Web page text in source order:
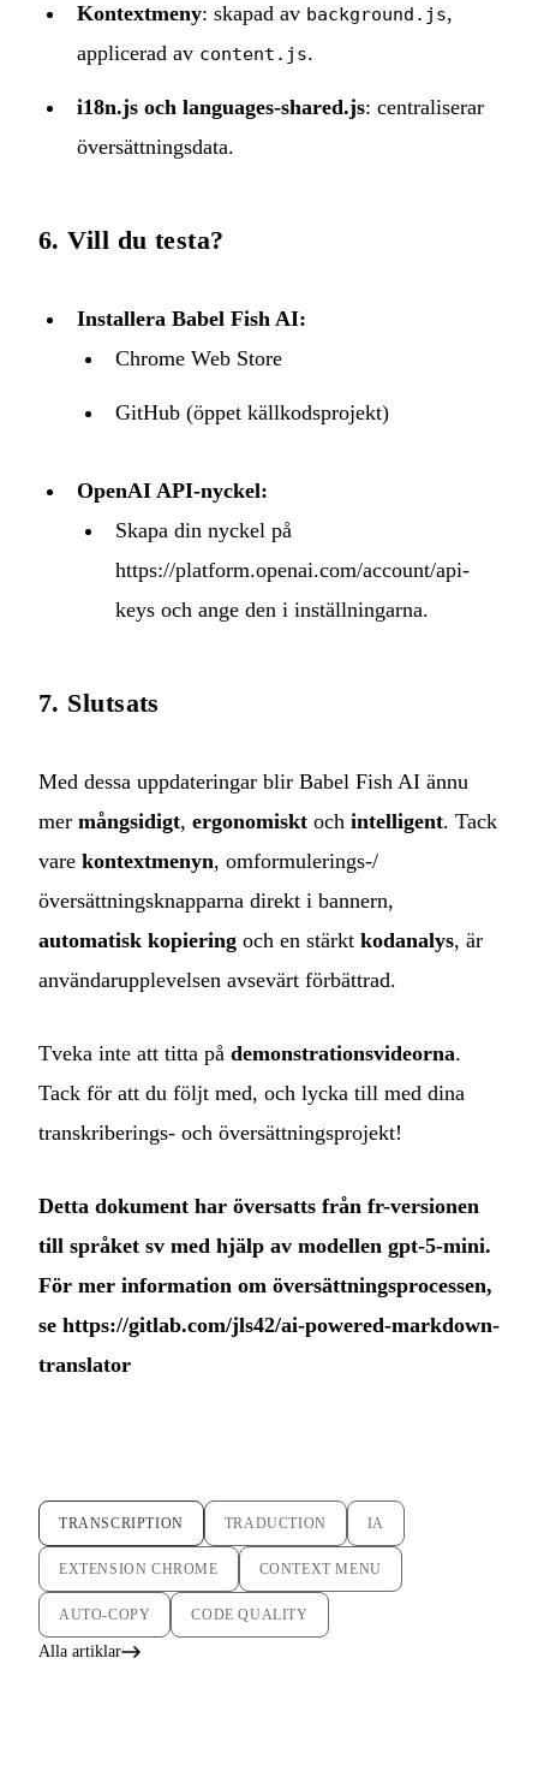
Kontextmeny: skapad av background.js,
applicerad av content.js.
i18n.js och languages-shared.js: centraliserar
översättningsdata.
6. Vill du testa?
Installera Babel Fish AI:
Chrome Web Store
GitHub (öppet källkodsprojekt)
OpenAI API‑nyckel:
Skapa din nyckel på
https://platform.openai.com/account/api-
keys och ange den i inställningarna.
7. Slutsats
Med dessa uppdateringar blir Babel Fish AI ännu
mer mångsidigt, ergonomiskt och intelligent. Tack
vare kontextmenyn, omformulerings-/
översättningsknapparna direkt i bannern,
automatisk kopiering och en stärkt kodanalys, är
användarupplevelsen avsevärt förbättrad.
Tveka inte att titta på demonstrationsvideorna.
Tack för att du följt med, och lycka till med dina
transkriberings‑ och översättningsprojekt!
Detta dokument har översatts från fr-versionen
till språket sv med hjälp av modellen gpt-5-mini.
För mer information om översättningsprocessen,
se https://gitlab.com/jls42/ai-powered-markdown-
translator
TRANSCRIPTION TRADUCTION IA
EXTENSION CHROME CONTEXT MENU
AUTO-COPY CODE QUALITY
Alla artiklar